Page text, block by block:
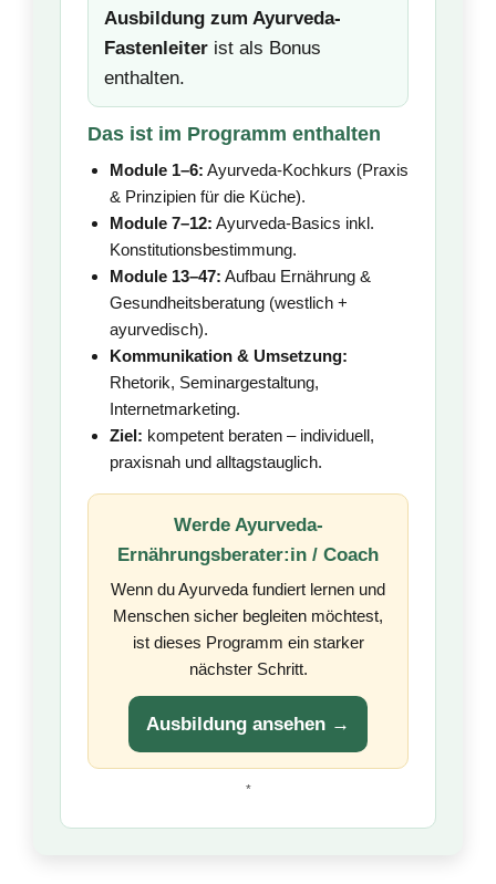
Ausbildung zum Ayurveda-
Fastenleiter ist als Bonus
enthalten.
Das ist im Programm enthalten
Module 1–6: Ayurveda-Kochkurs (Praxis
& Prinzipien für die Küche).
Module 7–12: Ayurveda-Basics inkl.
Konstitutionsbestimmung.
Module 13–47: Aufbau Ernährung &
Gesundheitsberatung (westlich +
ayurvedisch).
Kommunikation & Umsetzung:
Rhetorik, Seminargestaltung,
Internetmarketing.
Ziel: kompetent beraten – individuell,
praxisnah und alltagstauglich.
Werde Ayurveda-
Ernährungsberater:in / Coach
Wenn du Ayurveda fundiert lernen und
Menschen sicher begleiten möchtest,
ist dieses Programm ein starker
nächster Schritt.
Ausbildung ansehen →
*